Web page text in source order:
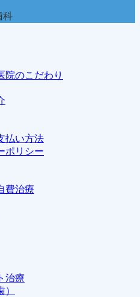
科
院のこだわり
払い方法
ポリシー
費治療
治療